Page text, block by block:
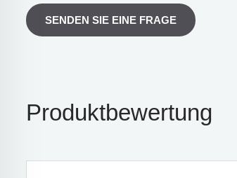
SENDEN SIE EINE FRAGE
Produktbewertung